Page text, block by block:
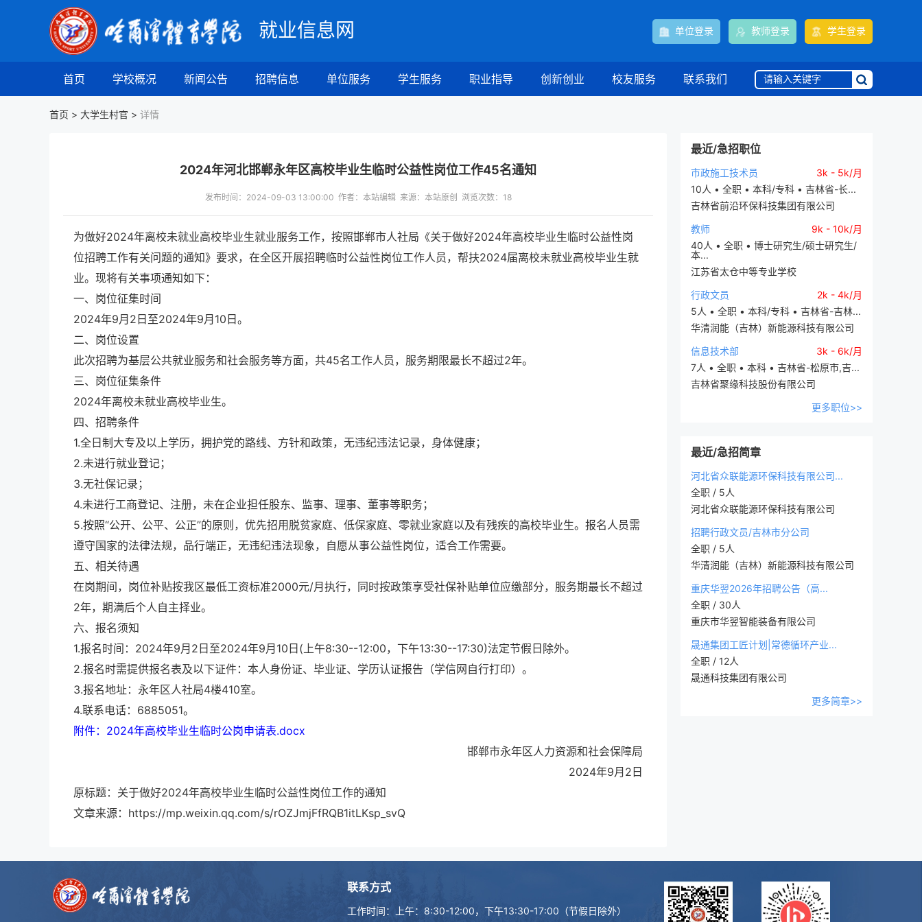
就业信息网 单位登录 教师登录 学生登录
首页 学校概况 新闻公告 招聘信息 单位服务 学生服务 职业指导 创新创业 校友服务 联系我们
首页 > 大学生村官 > 详情
最近/急招职位
市政施工技术员
3k - 5k/月
10人 • 全职 • 本科/专科 • 吉林省-长...
吉林省前沿环保科技集团有限公司
教师
9k - 10k/月
40人 • 全职 • 博士研究生/硕士研究生/
本...
江苏省太仓中等专业学校
行政文员
2k - 4k/月
5人 • 全职 • 本科/专科 • 吉林省-吉林...
华清润能（吉林）新能源科技有限公司
信息技术部
3k - 6k/月
7人 • 全职 • 本科 • 吉林省-松原市,吉...
吉林省聚缘科技股份有限公司
更多职位>>
最近/急招简章
河北省众联能源环保科技有限公司...
全职 / 5人
河北省众联能源环保科技有限公司
招聘行政文员/吉林市分公司
全职 / 5人
华清润能（吉林）新能源科技有限公司
重庆华翌2026年招聘公告（高...
全职 / 30人
重庆市华翌智能装备有限公司
晟通集团工匠计划|常德循环产业...
全职 / 12人
晟通科技集团有限公司
更多简章>>
2024年河北邯郸永年区高校毕业生临时公益性岗位工作45名通知
发布时间：2024-09-03 13:00:00 作者：本站编辑 来源：本站原创 浏览次数： 18
为做好2024年离校未就业高校毕业生就业服务工作，按照邯郸市人社局《关于做好2024年高校毕业生临时公益性岗
位招聘工作有关问题的通知》要求，在全区开展招聘临时公益性岗位工作人员，帮扶2024届离校未就业高校毕业生就
业。现将有关事项通知如下：
一、岗位征集时间
2024年9月2日至2024年9月10日。
二、岗位设置
此次招聘为基层公共就业服务和社会服务等方面，共45名工作人员，服务期限最长不超过2年。
三、岗位征集条件
2024年离校未就业高校毕业生。
四、招聘条件
1.全日制大专及以上学历，拥护党的路线、方针和政策，无违纪违法记录，身体健康；
2.未进行就业登记；
3.无社保记录；
4.未进行工商登记、注册，未在企业担任股东、监事、理事、董事等职务；
5.按照“公开、公平、公正”的原则，优先招用脱贫家庭、低保家庭、零就业家庭以及有残疾的高校毕业生。报名人员需
遵守国家的法律法规，品行端正，无违纪违法现象，自愿从事公益性岗位，适合工作需要。
五、相关待遇
在岗期间，岗位补贴按我区最低工资标准2000元/月执行，同时按政策享受社保补贴单位应缴部分，服务期最长不超过
2年，期满后个人自主择业。
六、报名须知
1.报名时间：2024年9月2日至2024年9月10日(上午8:30--12:00，下午13:30--17:30)法定节假日除外。
2.报名时需提供报名表及以下证件：本人身份证、毕业证、学历认证报告（学信网自行打印）。
3.报名地址：永年区人社局4楼410室。
4.联系电话：6885051。
附件：2024年高校毕业生临时公岗申请表.docx
邯郸市永年区人力资源和社会保障局
2024年9月2日
原标题：关于做好2024年高校毕业生临时公益性岗位工作的通知
文章来源：https://mp.weixin.qq.com/s/rOZJmjFfRQB1itLKsp_svQ
联系方式
工作时间：上午：8:30-12:00，下午13:30-17:00（节假日除外）